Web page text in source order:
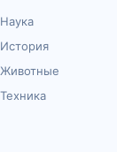
Наука
История
Животные
Техника